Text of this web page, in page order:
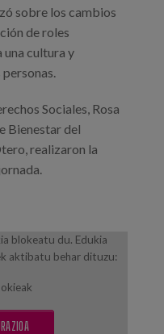
sobre los cambios
de roles
una cultura y
Sociales, Rosa
Bienestar del
realizaron la
blokeatu du. Edukia
aktibatu behar dituzu: